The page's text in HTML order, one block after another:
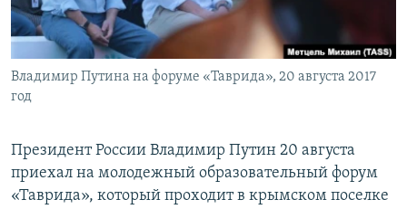
ПОБЕДИТЕЛЕЙ НЕ СУДЯТ?
КРЫМ.НЕПОКОРЕННЫЙ
ELIFBE
ПРИСОЕДИНЯЙТЕСЬ!
Владимир Путина на форуме «Таврида», 20 августа 2017
год
Президент России Владимир Путин 20 августа
приехал на молодежный образовательный форум
«Таврида», который проходит в крымском поселке